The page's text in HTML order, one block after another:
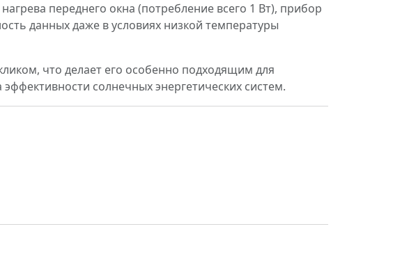
переднего окна (потребление всего 1 Вт), прибор
данных даже в условиях низкой температуры
что делает его особенно подходящим для
солнечных энергетических систем.